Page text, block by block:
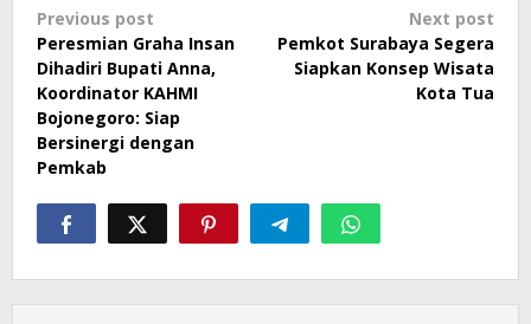
Post
navigation
Previous post
Peresmian Graha Insan
Dihadiri Bupati Anna,
Koordinator KAHMI
Bojonegoro: Siap
Bersinergi dengan
Pemkab
Next post
Pemkot Surabaya Segera
Siapkan Konsep Wisata
Kota Tua